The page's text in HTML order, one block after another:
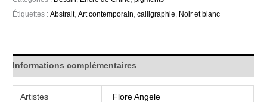
Étiquettes :Abstrait,Art contemporain ,calligraphie Noir et blanc
Informations complémentaires
Artistes Flore Angele